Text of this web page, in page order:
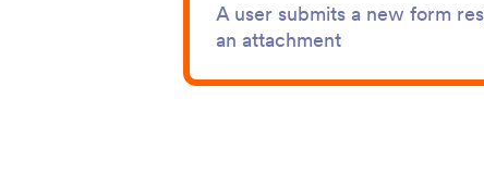
A user submits a new form
an attachment